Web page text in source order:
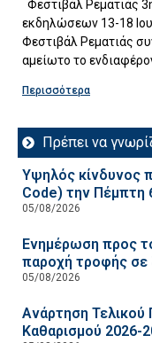
Φεστιβάλ Ρεματιάς
εκδηλώσεων 13-18
Φεστιβάλ Ρεματιάς
αμείωτο το
Περισσότερα
Πρέπει να
Υψηλός κίνδυνος
Code) την Πέμπτη
05/08/2026
Ενημέρωση προς
παροχή τροφής σε
05/08/2026
Ανάρτηση Τελικού
Καθαρισμού 2026-